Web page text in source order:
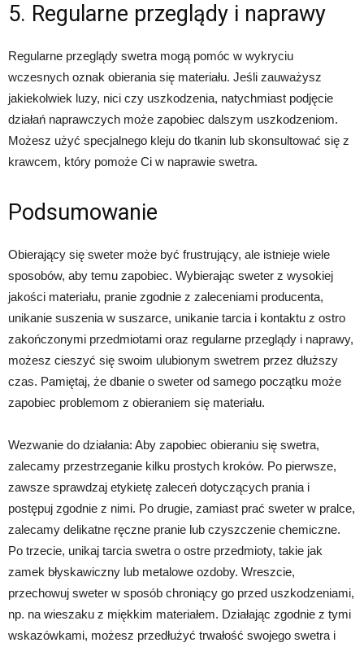
5. Regularne przeglądy i naprawy
Regularne przeglądy swetra mogą pomóc w wykryciu
wczesnych oznak obierania się materiału. Jeśli zauważysz
jakiekolwiek luzy, nici czy uszkodzenia, natychmiast podjęcie
działań naprawczych może zapobiec dalszym uszkodzeniom.
Możesz użyć specjalnego kleju do tkanin lub skonsultować się z
krawcem, który pomoże Ci w naprawie swetra.
Podsumowanie
Obierający się sweter może być frustrujący, ale istnieje wiele
sposobów, aby temu zapobiec. Wybierając sweter z wysokiej
jakości materiału, pranie zgodnie z zaleceniami producenta,
unikanie suszenia w suszarce, unikanie tarcia i kontaktu z ostro
zakończonymi przedmiotami oraz regularne przeglądy i naprawy,
możesz cieszyć się swoim ulubionym swetrem przez dłuższy
czas. Pamiętaj, że dbanie o sweter od samego początku może
zapobiec problemom z obieraniem się materiału.
Wezwanie do działania: Aby zapobiec obieraniu się swetra,
zalecamy przestrzeganie kilku prostych kroków. Po pierwsze,
zawsze sprawdzaj etykietę zaleceń dotyczących prania i
postępuj zgodnie z nimi. Po drugie, zamiast prać sweter w pralce,
zalecamy delikatne ręczne pranie lub czyszczenie chemiczne.
Po trzecie, unikaj tarcia swetra o ostre przedmioty, takie jak
zamek błyskawiczny lub metalowe ozdoby. Wreszcie,
przechowuj sweter w sposób chroniący go przed uszkodzeniami,
np. na wieszaku z miękkim materiałem. Działając zgodnie z tymi
wskazówkami, możesz przedłużyć trwałość swojego swetra i